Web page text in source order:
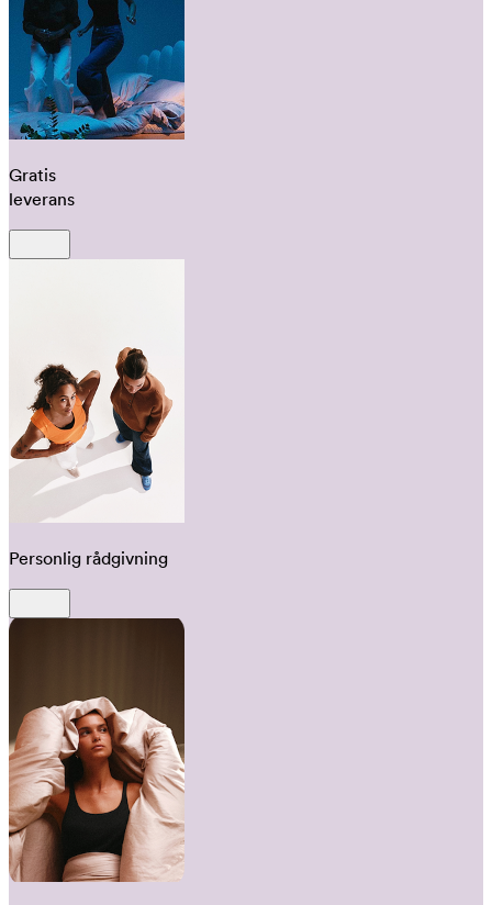
Gratis
leverans
Personlig rådgivning